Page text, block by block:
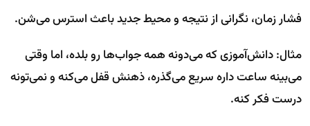
فشار زمان، نگرانی از نتیجه و محیط جدید باعث استرس می‌شن.
مثال: دانش‌آموزی که می‌دونه همه جواب‌ها رو بلده، اما وقتی
می‌بینه ساعت داره سریع می‌گذره، ذهنش قفل می‌کنه و نمی‌تونه
درست فکر کنه.